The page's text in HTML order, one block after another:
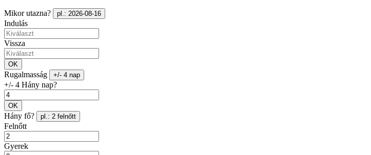
Mikor utazna? pl.: 2026-08-16
Indulás
Vissza
OK
Rugalmasság +/- 4 nap
+/- 4 Hány nap?
OK
Hány fő? pl.: 2 felnőtt
Felnőtt
Gyerek